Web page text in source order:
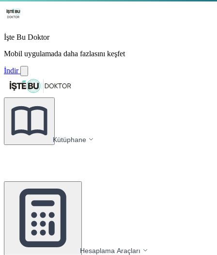
İşte Bu Doktor
Mobil uygulamada daha fazlasını keşfet
İndir
Kütüphane
Hesaplama Araçları